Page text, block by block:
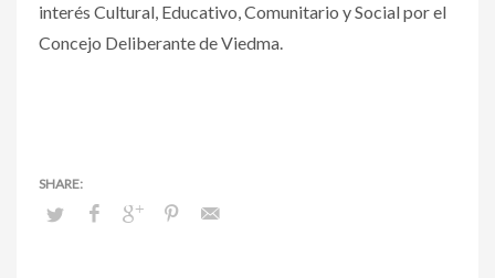
interés Cultural, Educativo, Comunitario y Social por el
Concejo Deliberante de Viedma.